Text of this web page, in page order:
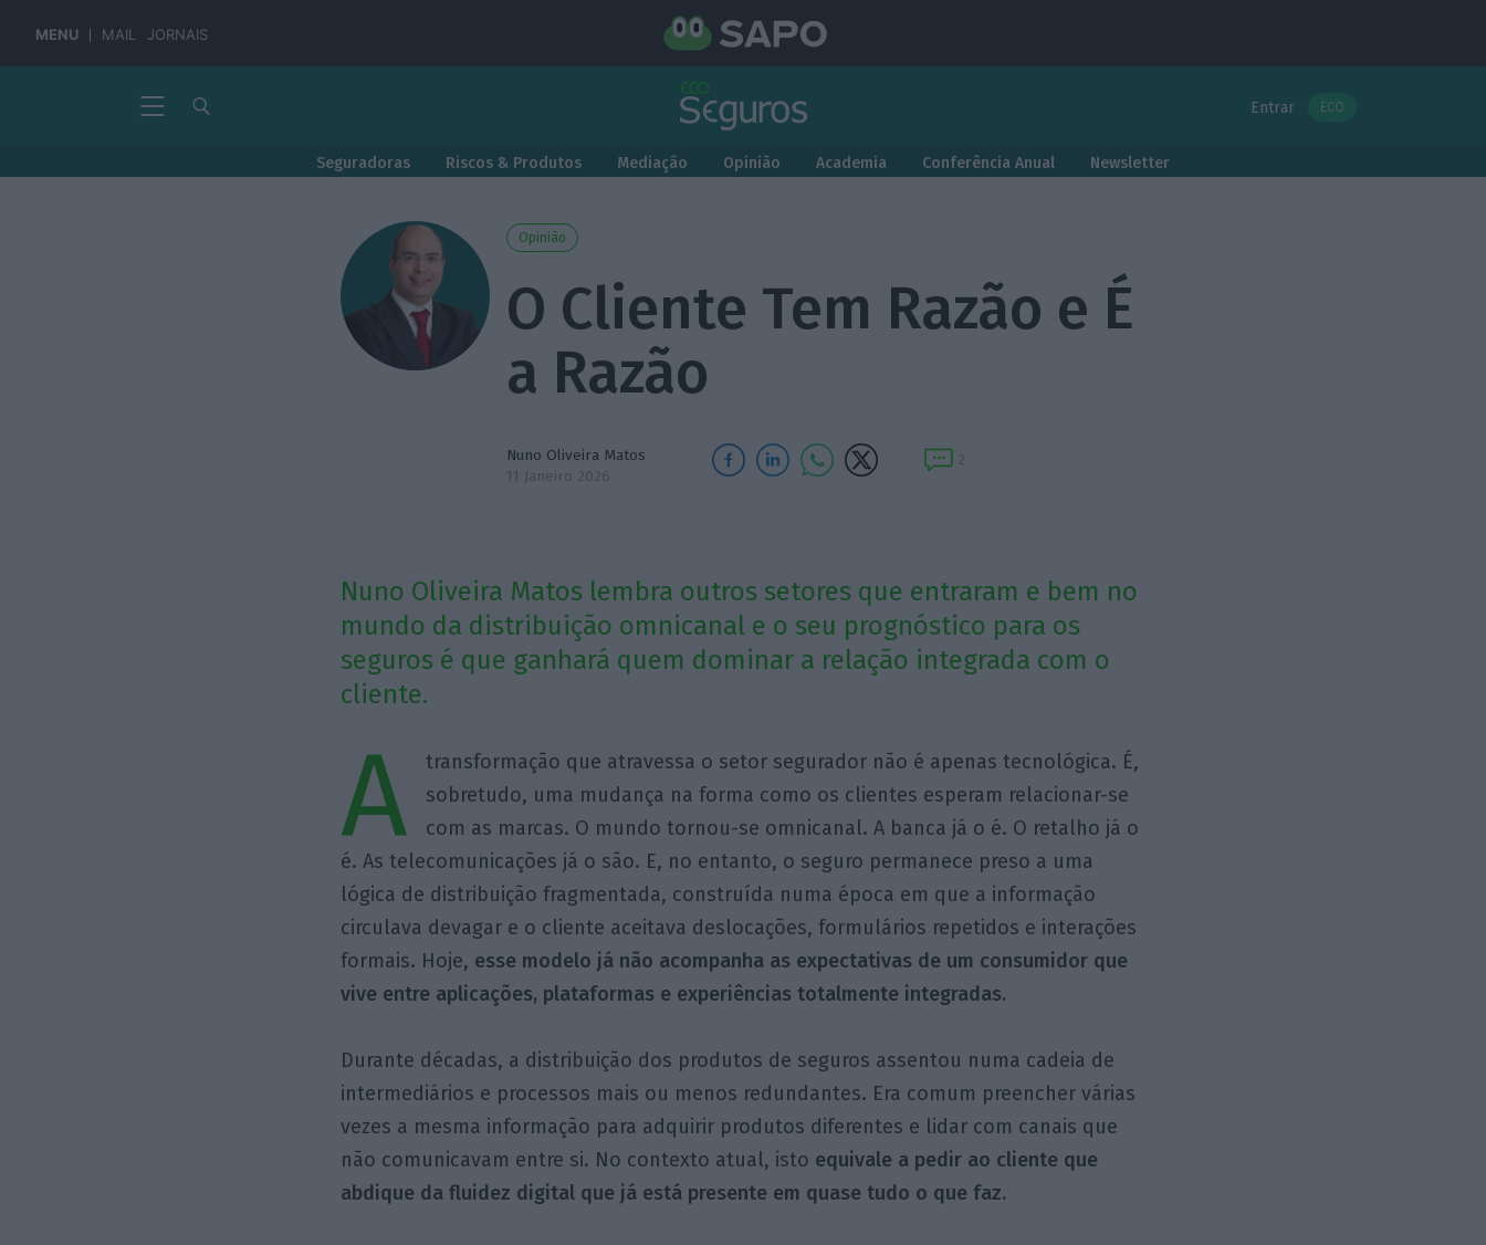
MENU MAIL JORNAIS
Entrar ECO
Seguradoras Riscos & Produtos Mediação Opinião Academia Conferência Anual Newsletter
Opinião
O Cliente Tem Razão e É
a Razão
Nuno Oliveira Matos
11 Janeiro 2026
2
Nuno Oliveira Matos lembra outros setores que entraram e bem no
mundo da distribuição omnicanal e o seu prognóstico para os
seguros é que ganhará quem dominar a relação integrada com o
cliente.
A
transformação que atravessa o setor segurador não é apenas tecnológica. É,
sobretudo, uma mudança na forma como os clientes esperam relacionar-se
com as marcas. O mundo tornou-se omnicanal. A banca já o é. O retalho já o
é. As telecomunicações já o são. E, no entanto, o seguro permanece preso a uma
lógica de distribuição fragmentada, construída numa época em que a informação
circulava devagar e o cliente aceitava deslocações, formulários repetidos e interações
formais. Hoje, esse modelo já não acompanha as expectativas de um consumidor que
vive entre aplicações, plataformas e experiências totalmente integradas.
Durante décadas, a distribuição dos produtos de seguros assentou numa cadeia de
intermediários e processos mais ou menos redundantes. Era comum preencher várias
vezes a mesma informação para adquirir produtos diferentes e lidar com canais que
não comunicavam entre si. No contexto atual, isto equivale a pedir ao cliente que
abdique da fluidez digital que já está presente em quase tudo o que faz.